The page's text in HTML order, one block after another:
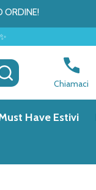
ORDINE!
CERCA
Chiamaci
Have Estivi